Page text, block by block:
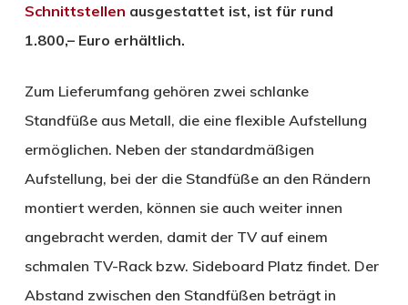
Schnittstellen ausgestattet ist, ist für rund
1.800,– Euro erhältlich.
Zum Lieferumfang gehören zwei schlanke
Standfüße aus Metall, die eine flexible Aufstellung
ermöglichen. Neben der standardmäßigen
Aufstellung, bei der die Standfüße an den Rändern
montiert werden, können sie auch weiter innen
angebracht werden, damit der TV auf einem
schmalen TV-Rack bzw. Sideboard Platz findet. Der
Abstand zwischen den Standfüßen beträgt in